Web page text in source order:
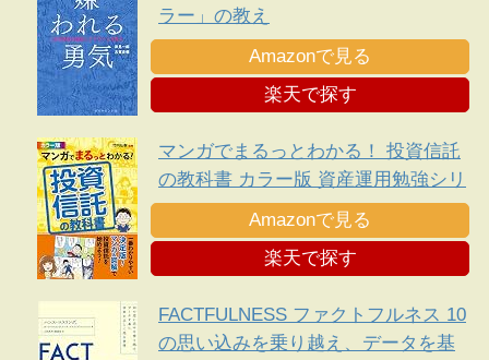
ラー」の教え
Amazonで見る
楽天で探す
マンガでまるっとわかる！ 投資信託
の教科書 カラー版 資産運用勉強シリ
ーズ
Amazonで見る
楽天で探す
FACTFULNESS ファクトフルネス 10
の思い込みを乗り越え、データを基